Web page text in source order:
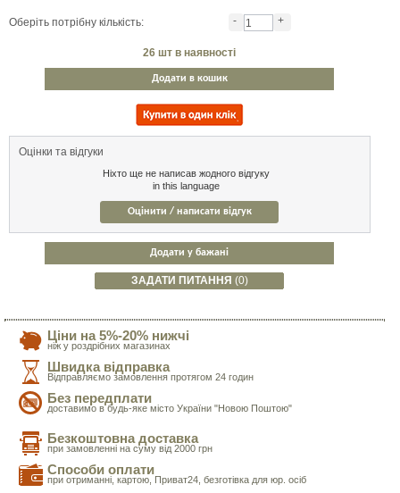
Оберіть потрібну кількість: - +
26 шт в наявності
Додати в кошик
Оцінки та відгуки
Ніхто ще не написав жодного відгуку
in this language
Оцінити / написати відгук
Додати у бажані
ЗАДАТИ ПИТАННЯ (0)
Ціни на 5%-20% нижчі
ніж у роздрібних магазинах
Швидка відправка
Відправляємо замовлення протягом 24 годин
Без передплати
доставимо в будь-яке місто України "Новою Поштою"
Безкоштовна доставка
при замовленні на суму від 2000 грн
Способи оплати
при отриманні, картою, Приват24, безготівка для юр. осіб